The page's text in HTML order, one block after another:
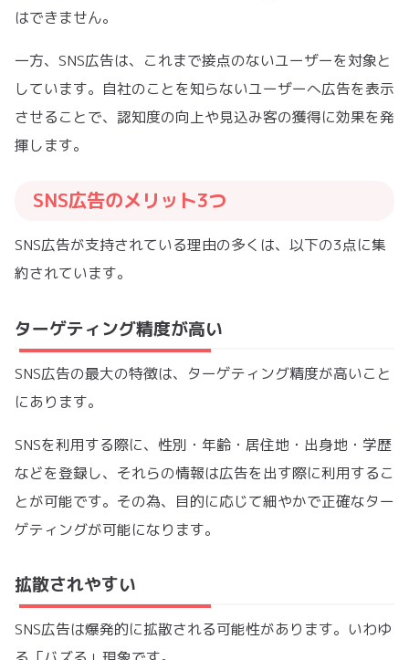
はできません。
一方、SNS広告は、これまで接点のないユーザーを対象と
しています。自社のことを知らないユーザーへ広告を表示
させることで、認知度の向上や見込み客の獲得に効果を発
揮します。
SNS広告のメリット3つ
SNS広告が支持されている理由の多くは、以下の3点に集
約されています。
ターゲティング精度が高い
SNS広告の最大の特徴は、ターゲティング精度が高いこと
にあります。
SNSを利用する際に、性別・年齢・居住地・出身地・学歴
などを登録し、それらの情報は広告を出す際に利用するこ
とが可能です。その為、目的に応じて細やかで正確なター
ゲティングが可能になります。
拡散されやすい
SNS広告は爆発的に拡散される可能性があります。いわゆ